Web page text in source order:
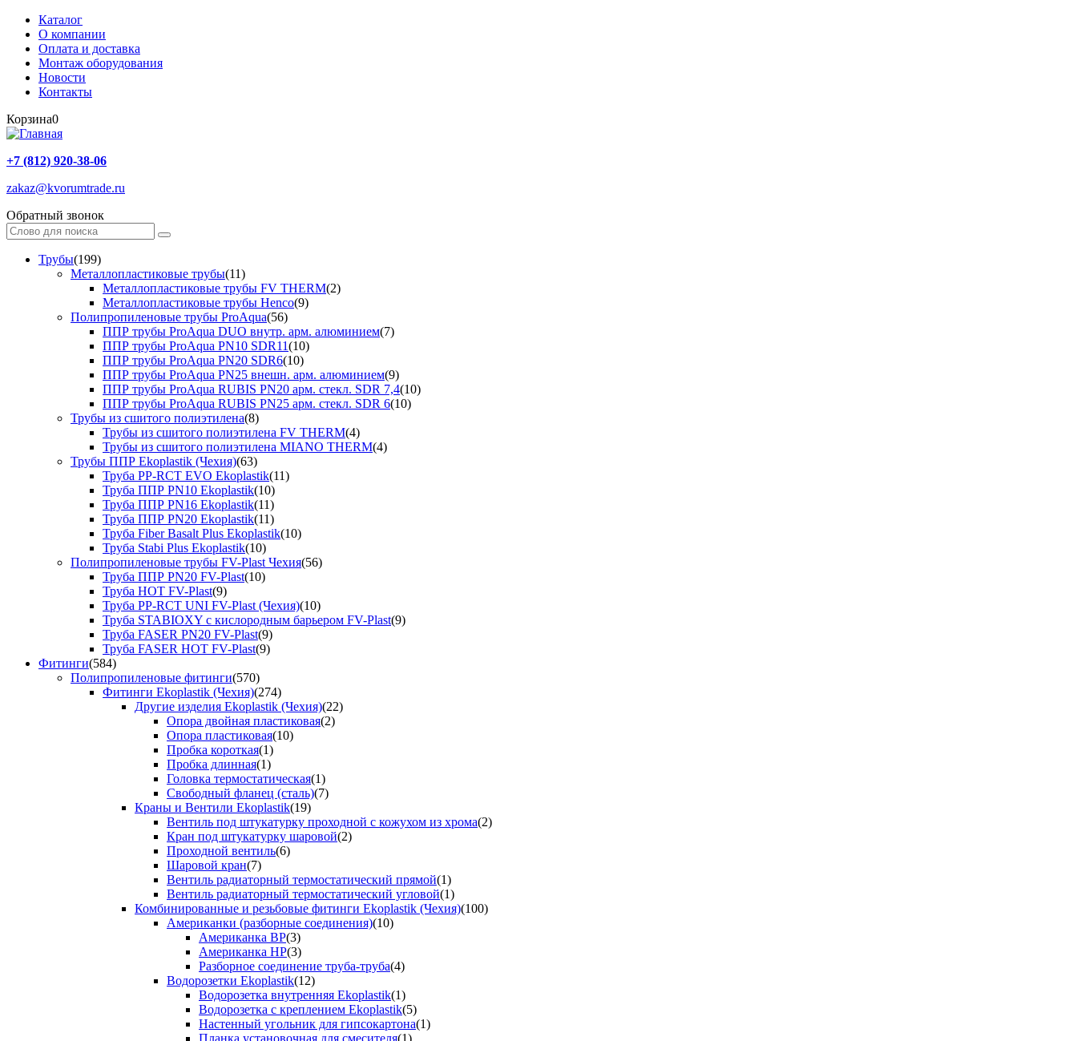
Каталог
О компании
Оплата и доставка
Монтаж оборудования
Новости
Контакты
Корзина0
+7 (812) 920-38-06
zakaz@kvorumtrade.ru
Обратный звонок
Трубы(199)
Металлопластиковые трубы(11)
Металлопластиковые трубы FV THERM(2)
Металлопластиковые трубы Henco(9)
Полипропиленовые трубы ProAqua(56)
ППР трубы ProAqua DUO внутр. арм. алюминием(7)
ППР трубы ProAqua PN10 SDR11(10)
ППР трубы ProAqua PN20 SDR6(10)
ППР трубы ProAqua PN25 внешн. арм. алюминием(9)
ППР трубы ProAqua RUBIS PN20 арм. стекл. SDR 7,4(10)
ППР трубы ProAqua RUBIS PN25 арм. стекл. SDR 6(10)
Трубы из сшитого полиэтилена(8)
Трубы из сшитого полиэтилена FV THERM(4)
Трубы из сшитого полиэтилена MIANO THERM(4)
Трубы ППР Ekoplastik (Чехия)(63)
Труба PP-RCT EVO Ekoplastik(11)
Труба ППР PN10 Ekoplastik(10)
Труба ППР PN16 Ekoplastik(11)
Труба ППР PN20 Ekoplastik(11)
Труба Fiber Basalt Plus Ekoplastik(10)
Труба Stabi Plus Ekoplastik(10)
Полипропиленовые трубы FV-Plast Чехия(56)
Труба ППР PN20 FV-Plast(10)
Труба HOT FV-Plast(9)
Труба PP-RCT UNI FV-Plast (Чехия)(10)
Труба STABIOXY с кислородным барьером FV-Plast(9)
Труба FASER PN20 FV-Plast(9)
Труба FASER HOT FV-Plast(9)
Фитинги(584)
Полипропиленовые фитинги(570)
Фитинги Ekoplastik (Чехия)(274)
Другие изделия Ekoplastik (Чехия)(22)
Опора двойная пластиковая(2)
Опора пластиковая(10)
Пробка короткая(1)
Пробка длинная(1)
Головка термостатическая(1)
Свободный фланец (сталь)(7)
Краны и Вентили Ekoplastik(19)
Вентиль под штукатурку проходной с кожухом из хрома(2)
Кран под штукатурку шаровой(2)
Проходной вентиль(6)
Шаровой кран(7)
Вентиль радиаторный термостатический прямой(1)
Вентиль радиаторный термостатический угловой(1)
Комбинированные и резьбовые фитинги Ekoplastik (Чехия)(100)
Американки (разборные соединения)(10)
Американка ВР(3)
Американка НР(3)
Разборное соединение труба-труба(4)
Водорозетки Ekoplastik(12)
Водорозетка внутренняя Ekoplastik(1)
Водорозетка с креплением Ekoplastik(5)
Настенный угольник для гипсокартона(1)
Планка установочная для смесителя(1)